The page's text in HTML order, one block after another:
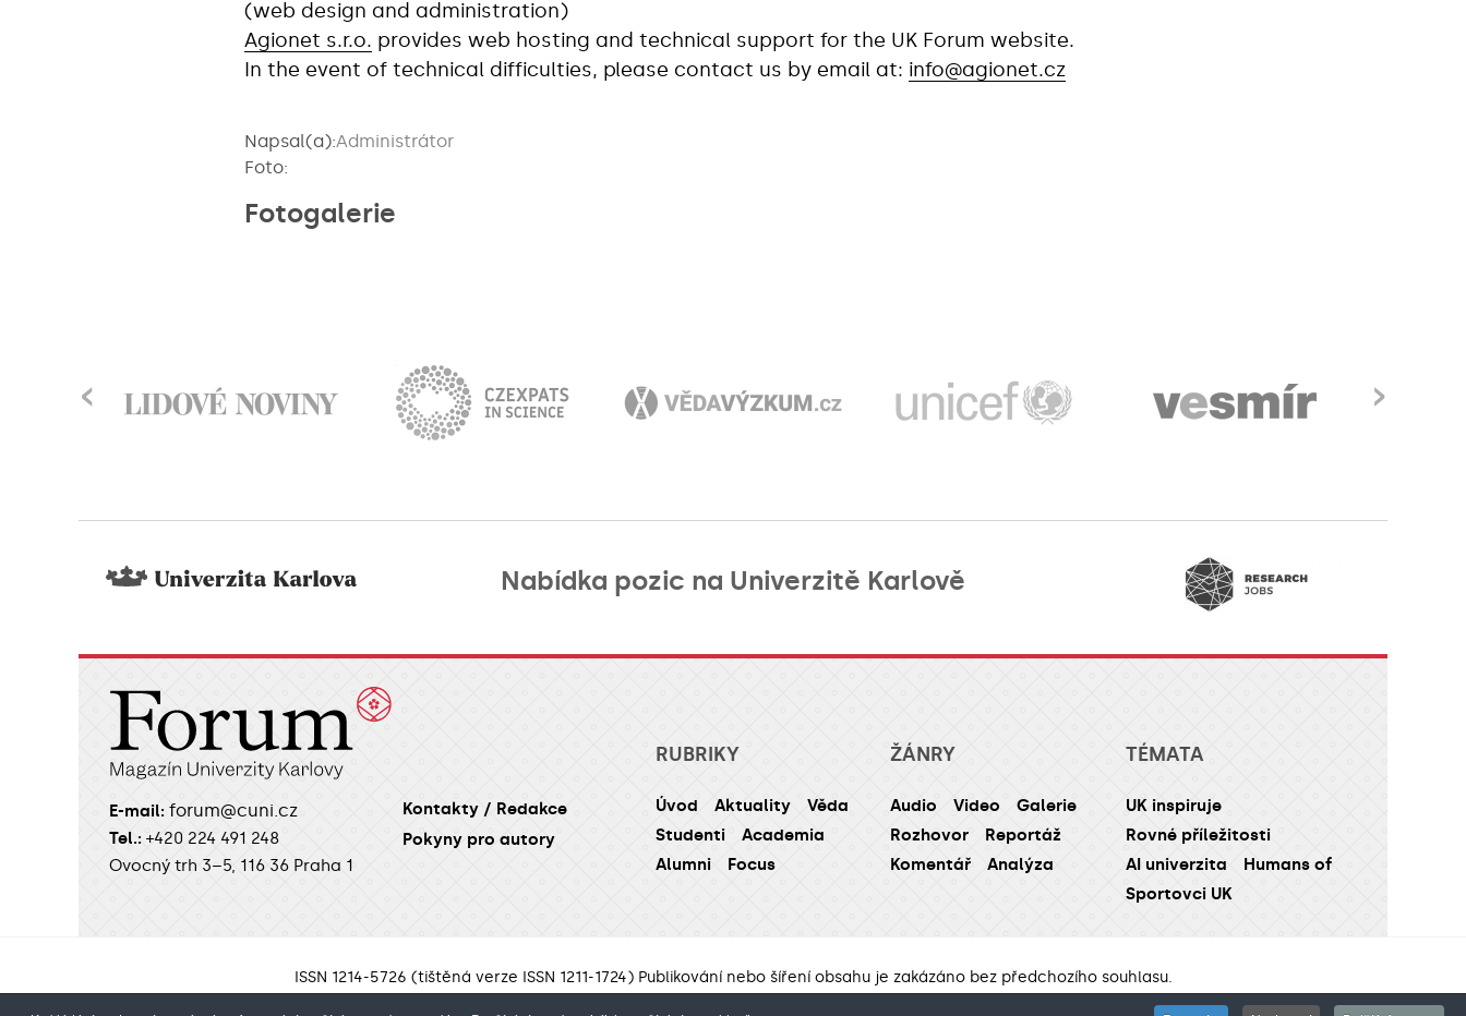
(web design and administration)
Agionet s.r.o. provides web hosting and technical support for the UK Forum website.
In the event of technical difficulties, please contact us by email at: info@agionet.cz
Napsal(a):Administrátor
Foto:
Fotogalerie
›
‹
Nabídka pozic na Univerzitě Karlově
E-mail: forum@cuni.cz
Tel.: +420 224 491 248
Ovocný trh 3–5, 116 36 Praha 1
Kontakty / Redakce
Pokyny pro autory
RUBRIKY
Úvod Aktuality
Věda
Studenti
Academia
Alumni
Focus
ŽÁNRY
Audio Video
Galerie
Rozhovor
Reportáž
Komentář
Analýza
TÉMATA
UK inspiruje
Rovné příležitosti
AI univerzita
Humans of
Sportovci UK
ISSN 1214-5726 (tištěná verze ISSN 1211-1724) Publikování nebo šíření obsahu je zakázáno bez předchozího souhlasu.